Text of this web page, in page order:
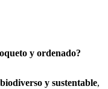
y ordenado?
biodiverso y sustentable,